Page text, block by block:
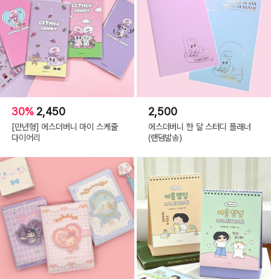
30% 2,450
[만년형] 에스더버니 마이 스케줄
다이어리
2,500
에스더버니 한 달 스터디 플래너
(랜덤발송)